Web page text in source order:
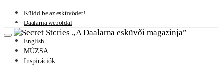
Küldd be az esküvődet!
Daalarna weboldal
English
A Daalarna esküvői magazinja
MÚZSA
Inspirációk